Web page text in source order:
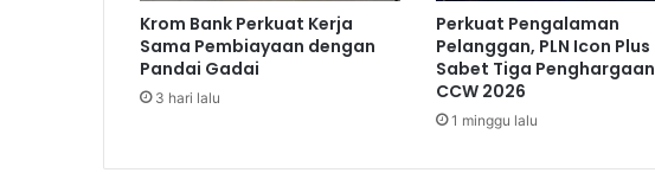
a
l
i
h
F
i
r
Krom Bank Perkuat Kerja
Sama Pembiayaan dengan
Pandai Gadai
3 hari lalu
Perkuat Pengalaman
Pelanggan, PLN Icon Plus
Sabet Tiga Penghargaan
CCW 2026
1 minggu lalu